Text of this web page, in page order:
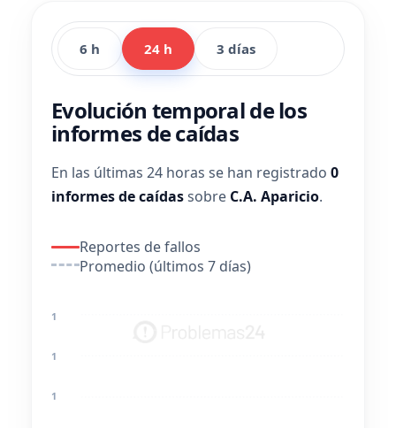
6 h 24 h 3 días
Evolución temporal de los
informes de caídas
En las últimas 24 horas se han registrado 0
informes de caídassobre C.A. Aparicio.
Reportes de fallos
Promedio (últimos 7 días)
1
1
1